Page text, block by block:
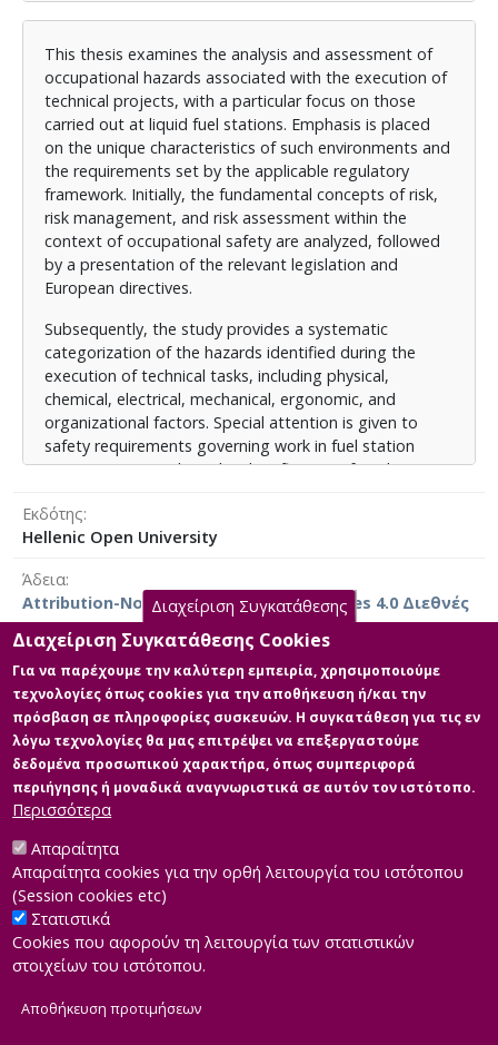
λειτουργίες διαμανδάλωσης και η χρήση μέτρων
ατομικής προστασίας. Επιπλέον, δίνονται προτάσεις
για την ορθολογική διαχείριση των κινδύνων,
βασισμένες σε τεχνικά, οργανωτικά και νομικά
εργαλεία. Τέλος, μέσα από τη σύνθεση των
επιμέρους κεφαλαίων, προκύπτουν χρήσιμα
συμπεράσματα για τη βελτίωση της ασφάλειας κατά
την εκτέλεση έργων σε περιβάλλοντα υψηλής
επικινδυνότητας, όπως είναι τα πρατήρια υγρών
καυσίμων.
This thesis examines the analysis and assessment of
occupational hazards associated with the execution of
technical projects, with a particular focus on those
carried out at liquid fuel stations. Emphasis is placed
on the unique characteristics of such environments and
the requirements set by the applicable regulatory
framework. Initially, the fundamental concepts of risk,
risk management, and risk assessment within the
context of occupational safety are analyzed, followed
by a presentation of the relevant legislation and
European directives.
Subsequently, the study provides a systematic
categorization of the hazards identified during the
execution of technical tasks, including physical,
chemical, electrical, mechanical, ergonomic, and
organizational factors. Special attention is given to
safety requirements governing work in fuel station
environments, such as the classification of explosive
systems, and the use of personal protective
equipment.
Furthermore, the study proposes rational risk
management strategies based on technical,
organizational, and legal tools. Finally, through the
synthesis of the various chapters, useful conclusions
are drawn for enhancing safety during the execution of
projects in high-risk environments, such as liquid fuel
stations.
Εκδότης
Hellenic Open University
Άδεια
Attribution-NonCommercial-NoDerivatives 4.0 Διεθνές
Κύρια Αρχεία Διατριβής
Κύριο μέρος της Διπλωματικής
Περιγραφή: Τελική Διπλωματική
εργασία Χρήστος Βλάχος.pdf (pdf)
Developed byINTEROPTICS
Διαχείριση Συγκατάθεσης
Διαχείριση Συγκατάθεσης Cookies
Για να παρέχουμε την καλύτερη εμπειρία, χρησιμοποιούμε
τεχνολογίες όπως cookies για την αποθήκευση ή/και την
πρόσβαση σε πληροφορίες συσκευών. Η συγκατάθεση για τις εν
λόγω τεχνολογίες θα μας επιτρέψει να επεξεργαστούμε
δεδομένα προσωπικού χαρακτήρα, όπως συμπεριφορά
περιήγησης ή μοναδικά αναγνωριστικά σε αυτόν τον ιστότοπο.
Περισσότερα
Απαραίτητα
Απαραίτητα cookies για την ορθή λειτουργία του ιστότοπου
(Session cookies etc)
Στατιστικά
Cookies που αφορούν τη λειτουργία των στατιστικών
στοιχείων του ιστότοπου.
Αποθήκευση προτιμήσεων